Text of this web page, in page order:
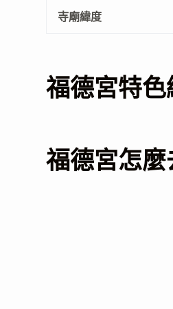
寺廟緯度
福德宮特色
福德宮怎